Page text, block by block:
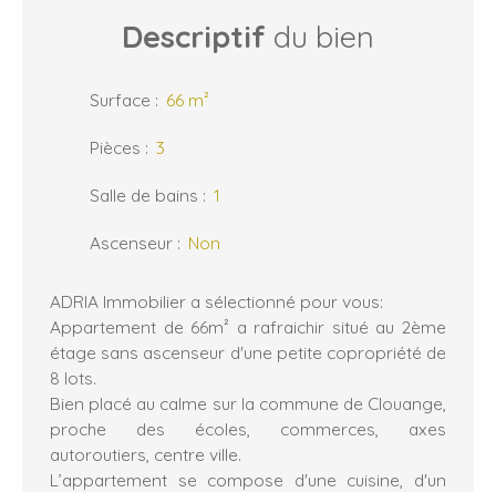
Descriptif du bien
Surface : 66 m²
Pièces : 3
Salle de bains : 1
Ascenseur : Non
ADRIA Immobilier a sélectionné pour vous:
Appartement de 66m² a rafraichir situé au 2ème
étage sans ascenseur d'une petite copropriété de
8 lots.
Bien placé au calme sur la commune de Clouange,
proche des écoles, commerces, axes
autoroutiers, centre ville.
L’appartement se compose d'une cuisine, d'un